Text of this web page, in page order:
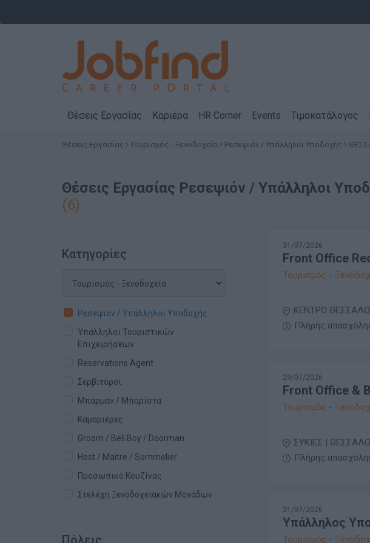
Θέσεις Εργασίας Καριέρα HR Corner Events Τιμοκατάλογος
Θέσεις Εργασίας Τουρισμός - Ξενοδοχεία Ρεσεψιόν / Υπάλληλοι Υποδοχής
Θέσεις Εργασίας Ρεσεψιόν / Υπάλληλοι
(6)
Κατηγορίες
Ρεσεψιόν / Υπάλληλοι Υποδοχής
Υπάλληλοι Τουριστικών
Επιχειρήσεων
Reservations Agent
Σερβιτόροι
Μπάρμαν / Μπαρίστα
Καμαριέρες
Groom / Bell Boy / Doorman
Host / Maitre / Sommelier
Προσωπικό Κουζίνας
Στελέχη Ξενοδοχειακών Μονάδων
Πόλεις
31/07/2026
Front Office
Τουρισμός -
ΚΕΝΤΡΟ
Πλήρης
29/07/2026
Front Office &
Τουρισμός -
ΣΥΚΙΕΣ |
Πλήρης
21/07/2026
Υπάλληλος
Τουρισμός -